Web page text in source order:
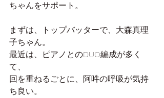
ちゃんをサポート。
まずは、トップバッターで、大森真理
子ちゃん。
最近は、ピアノとのDUO編成が多く
て、
回を重ねるごとに、阿吽の呼吸が気持
ち良い。